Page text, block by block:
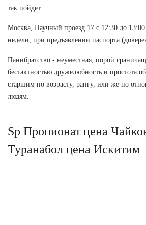
так пойдет.
Москва, Научный проезд 17 с 12:30 до 13:00
недели, при предъявлении паспорта
Панибратство - неуместная, порой
бестактностью дружелюбность и простота
старшим по возрасту, рангу, или же по
людям.
Sp Пропионат цена
Туранабол цена Искитим